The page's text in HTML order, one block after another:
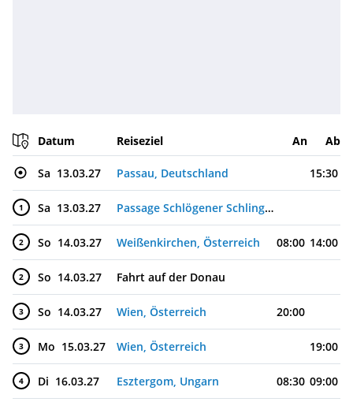
Datum Reiseziel An Ab
Sa 13.03.27 Passau, Deutschland 15:30
1 Sa 13.03.27 Passage Schlögener Schlinge, Österreich
2 So 14.03.27 Weißenkirchen, Österreich 08:00 14:00
2 So 14.03.27 Fahrt auf der Donau
3 So 14.03.27 Wien, Österreich 20:00
3 Mo 15.03.27 Wien, Österreich 19:00
4 Di 16.03.27 Esztergom, Ungarn 08:30 09:00